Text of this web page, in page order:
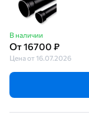
В наличии
От 16700 ₽
Цена от 16.07.2026